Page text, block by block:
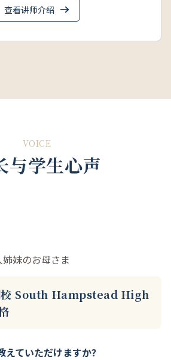
查看讲师介绍
VOICE
与学生心声
妹のお母さま
校 South Hampstead High
ていただけますか？